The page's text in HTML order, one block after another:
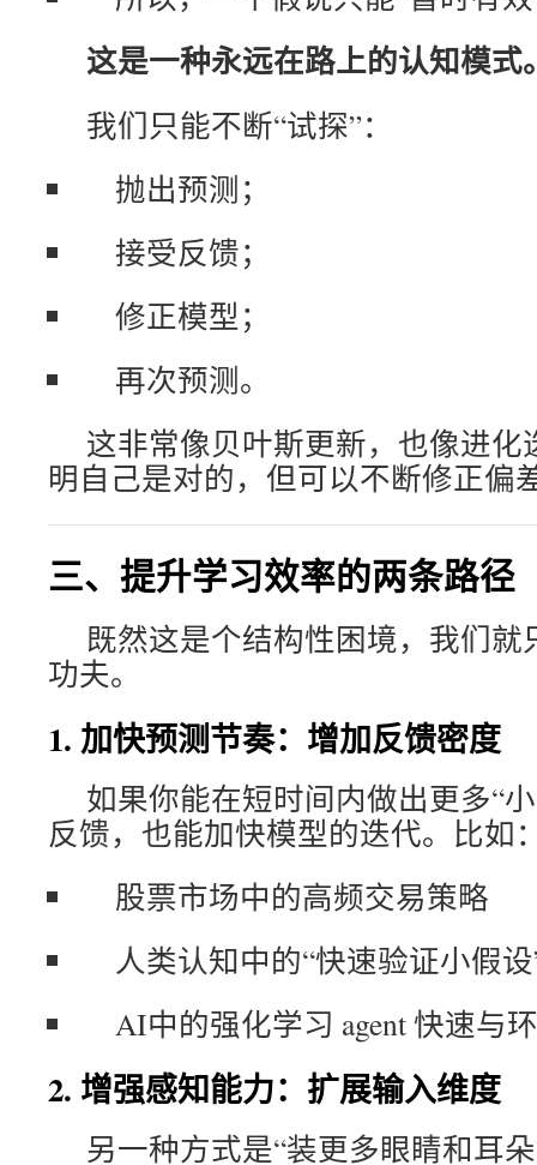
这是一种永远在路上的认知模式
我们只能不断“试探”：
抛出预测；
接受反馈；
修正模型；
再次预测。
这非常像贝叶斯更新，也像进
明自己是对的，但可以不断修正偏
三、提升学习效率的两条路径
既然这是个结构性困境，我们就
功夫。
1. 加快预测节奏：增加反馈密度
如果你能在短时间内做出更多“
反馈，也能加快模型的迭代。比如
股票市场中的高频交易策略
人类认知中的“快速验证小假
AI中的强化学习 agent 快速与
2. 增强感知能力：扩展输入维度
另一种方式是“装更多眼睛和耳